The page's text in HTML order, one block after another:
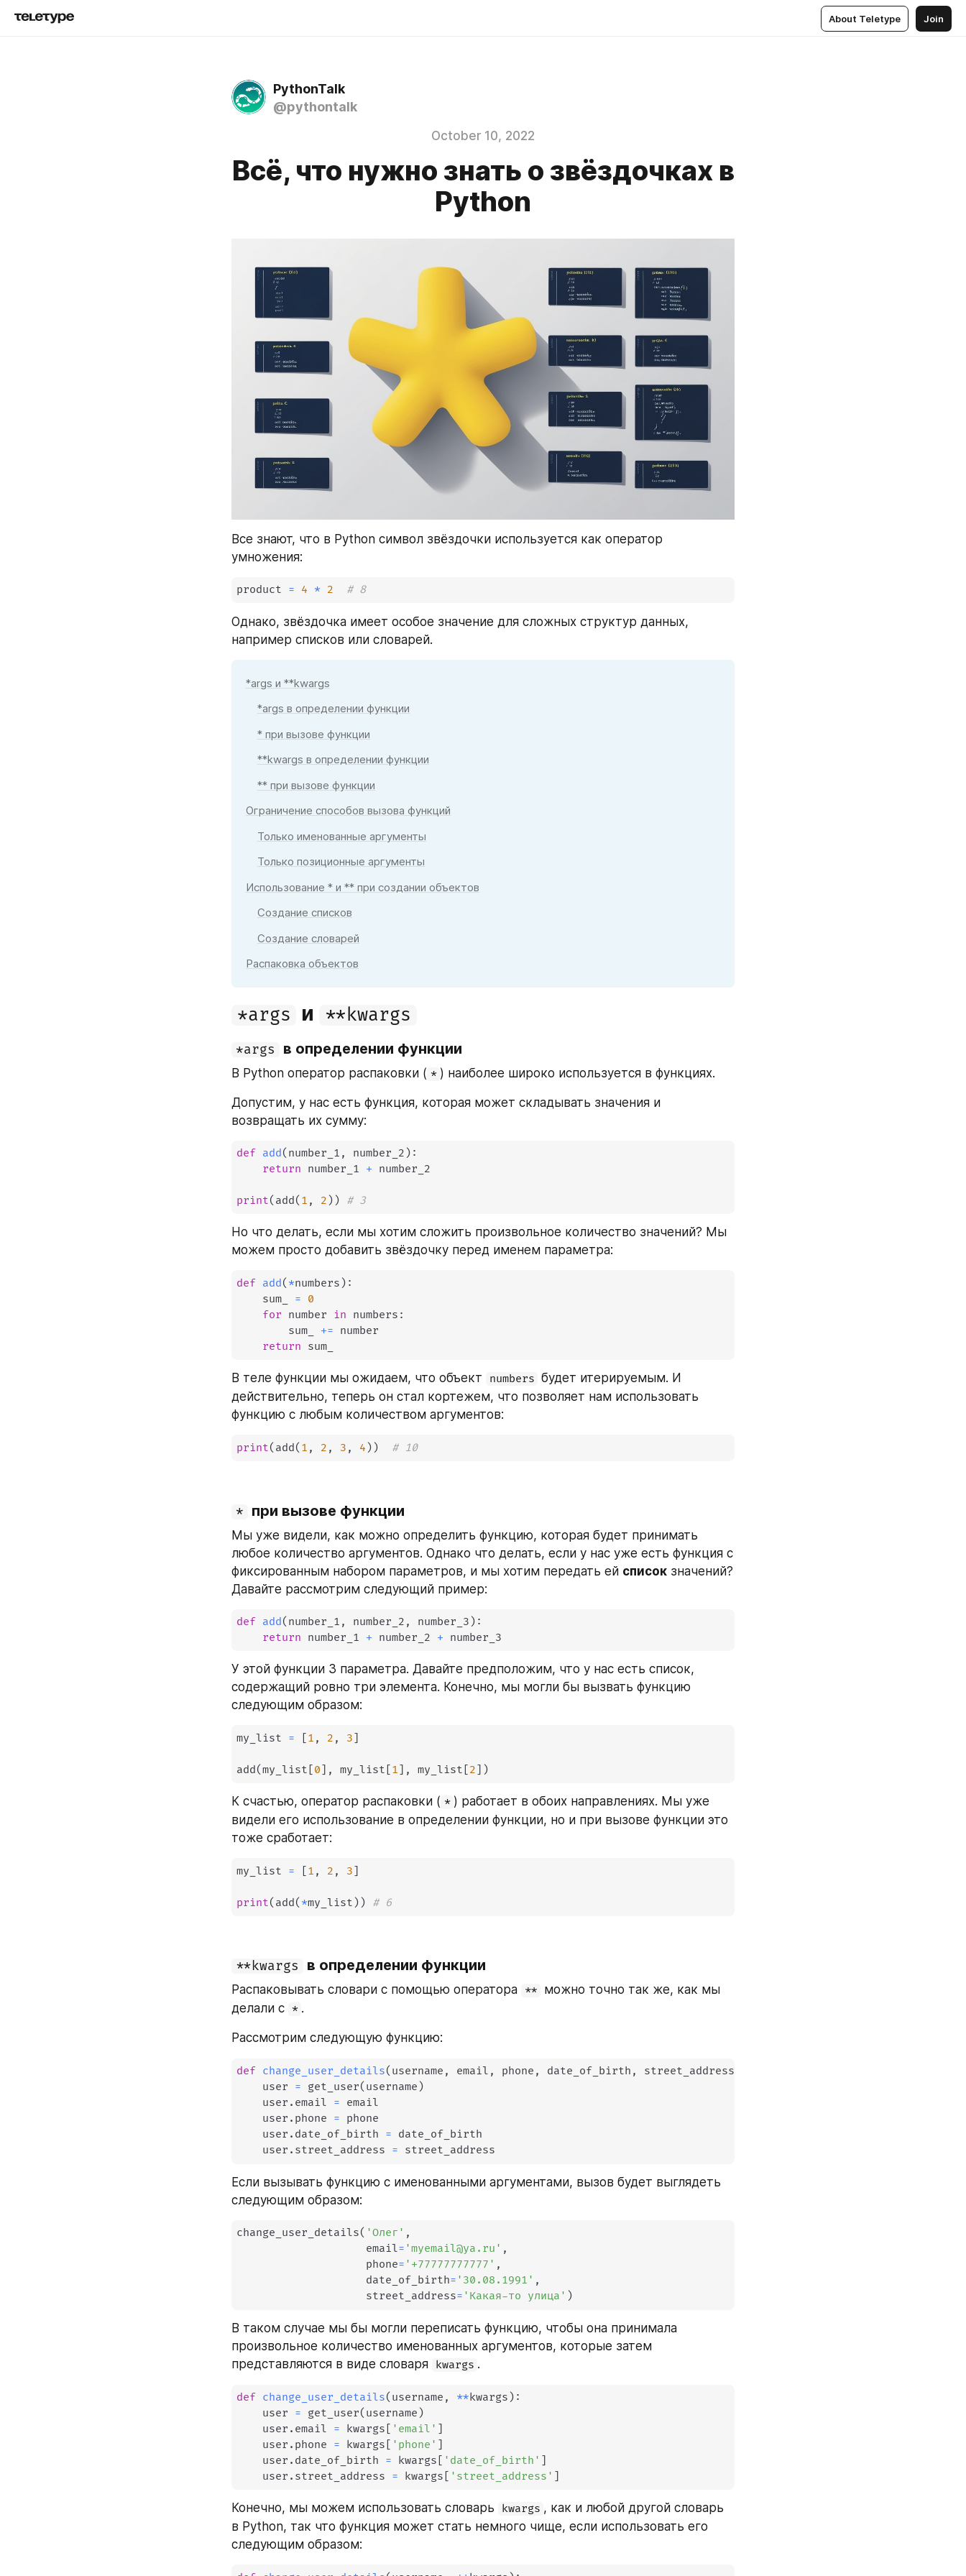
About Teletype Join
PythonTalk
@pythontalk
October 10, 2022
Всё, что нужно знать о звёздочках в
Python
Все знают, что в Python символ звёздочки используется как оператор
умножения:
product = 4 * 2 # 8
Однако, звёздочка имеет особое значение для сложных структур данных,
например списков или словарей.
*args и **kwargs
*args в определении функции
* при вызове функции
**kwargs в определении функции
** при вызове функции
Ограничение способов вызова функций
Только именованные аргументы
Только позиционные аргументы
Использование * и ** при создании объектов
Создание списков
Создание словарей
Распаковка объектов
*args и **kwargs
*args в определении функции
В Python оператор распаковки ( * ) наиболее широко используется в функциях.
Допустим, у нас есть функция, которая может складывать значения и
возвращать их сумму:
def add( number_1 , number_2 ) :
return number_1 + number_2
print( add( 1 , 2 ) ) # 3
Но что делать, если мы хотим сложить произвольное количество значений? Мы
можем просто добавить звёздочку перед именем параметра:
def add( *numbers ) :
    sum_
= 0
for number in numbers :
        sum_
+= number
return sum_
В теле функции мы ожидаем, что объект numbers будет итерируемым. И
действительно, теперь он стал кортежем, что позволяет нам использовать
функцию с любым количеством аргументов:
print( add( 1 , 2 , 3 , 4 ) ) # 10
* при вызове функции
Мы уже видели, как можно определить функцию, которая будет принимать
любое количество аргументов. Однако что делать, если у нас уже есть функция с
фиксированным набором параметров, и мы хотим передать ей список значений?
Давайте рассмотрим следующий пример:
def add( number_1 , number_2 , number_3 ) :
return number_1 + number_2 + number_3
У этой функции 3 параметра. Давайте предположим, что у нас есть список,
содержащий ровно три элемента. Конечно, мы могли бы вызвать функцию
следующим образом:
my_list = [1 , 2 , 3]
add(my_list [0] , my_list [1] , my_list [2] )
К счастью, оператор распаковки ( * ) работает в обоих направлениях. Мы уже
видели его использование в определении функции, но и при вызове функции это
тоже сработает:
my_list = [1 , 2 , 3]
print( add( *my_list ) ) # 6
**kwargs в определении функции
Распаковывать словари с помощью оператора ** можно точно так же, как мы
делали с * .
Рассмотрим следующую функцию:
def change_user_details( username , email , phone , date_of_birth , street_address
    user
= get_user( username )
    user
. email = email
    user
. phone = phone
    user
. date_of_birth = date_of_birth
    user
. street_address = street_address
Если вызывать функцию с именованными аргументами, вызов будет выглядеть
следующим образом:
change_user_details( 'Олег' ,
                    email
= 'myemail@ya.ru' ,
                    phone
= '+77777777777' ,
                    date_of_birth
= '30.08.1991' ,
                    street_address
= 'Какая-то улица' )
В таком случае мы бы могли переписать функцию, чтобы она принимала
произвольное количество именованных аргументов, которые затем
представляются в виде словаря kwargs .
def change_user_details( username , **kwargs ) :
    user
= get_user( username )
    user
. email = kwargs [ 'email' ]
    user
. phone = kwargs [ 'phone' ]
    user
. date_of_birth = kwargs [ 'date_of_birth' ]
    user
. street_address = kwargs [ 'street_address' ]
Конечно, мы можем использовать словарь kwargs , как и любой другой словарь
в Python, так что функция может стать немного чище, если использовать его
следующим образом: